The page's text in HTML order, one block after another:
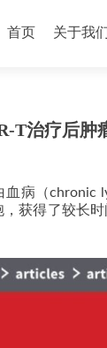
首页 关于我们
T治疗后肿
病（chronic
获得了较长